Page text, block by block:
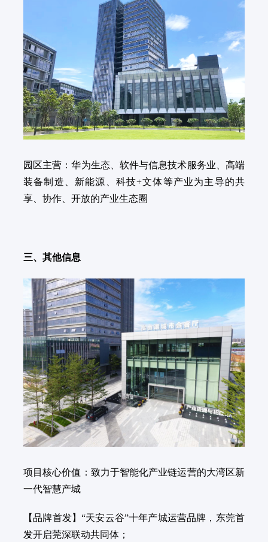
园区主营：华为生态、软件与信息技术服务业、高端
装备制造、新能源、科技+文体等产业为主导的共
享、协作、开放的产业生态圈
三、其他信息
项目核心价值：致力于智能化产业链运营的大湾区新
一代智慧产城
【品牌首发】“天安云谷”十年产城运营品牌，东莞首
发开启莞深联动共同体；